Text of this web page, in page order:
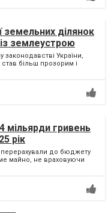
земельних ділянок
землеустрою
України,
більш прозорим і
мільярди гривень
рік
перерахували до бюджету
майно, не враховуючи